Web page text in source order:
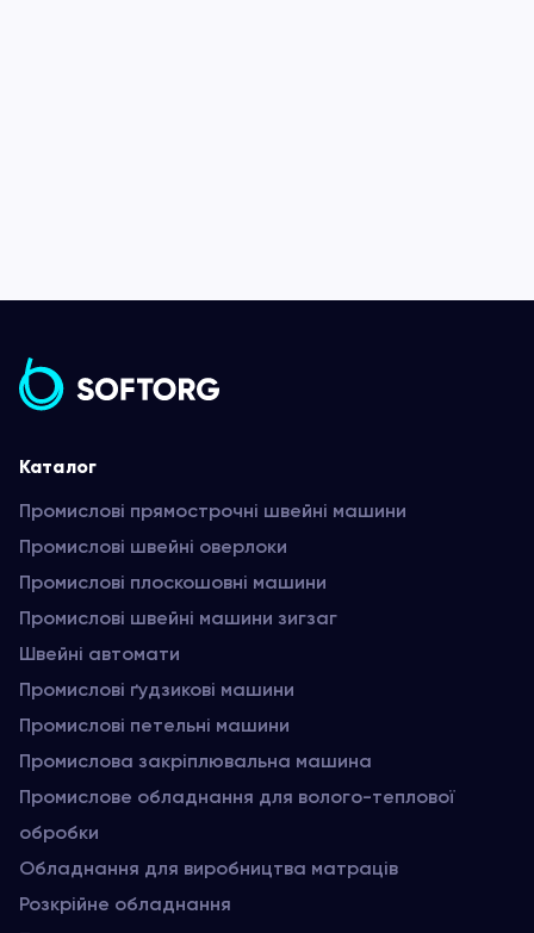
Каталог
Промислові прямострочні швейні машини
Промислові швейні оверлоки
Промислові плоскошовні машини
Промислові швейні машини зигзаг
Швейні автомати
Промислові ґудзикові машини
Промислові петельні машини
Промислова закріплювальна машина
Промислове обладнання для волого-теплової
обробки
Обладнання для виробництва матраців
Розкрійне обладнання